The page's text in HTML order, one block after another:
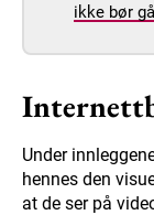
ikke bør
Under
hennes den
at de ser på